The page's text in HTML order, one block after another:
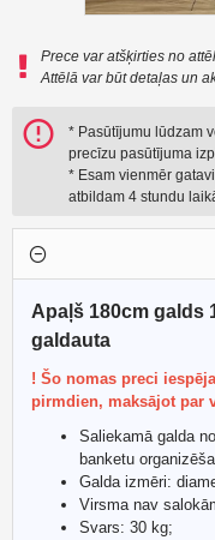
Prece var atšķirties no
Attēlā var būt detaļas un
* Pasūtījumu lūdzam
precīzu pasūtījuma
* Esam vienmēr
atbildam 4 stundu
Apaļš 180cm galds
galdauta
! Šo nomas preci
pirmdien, maksājot par
Saliekamā galda
banketu
Galda izmēri:
Virsma nav
Svars: 30 kg;